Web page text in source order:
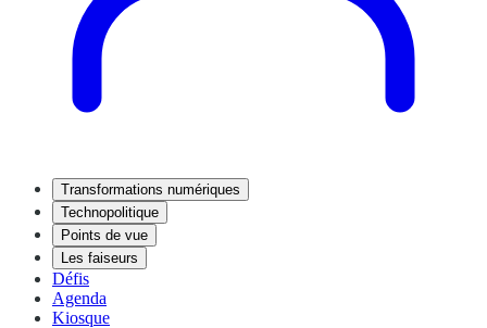
Transformations numériques
Technopolitique
Points de vue
Les faiseurs
Défis
Agenda
Kiosque